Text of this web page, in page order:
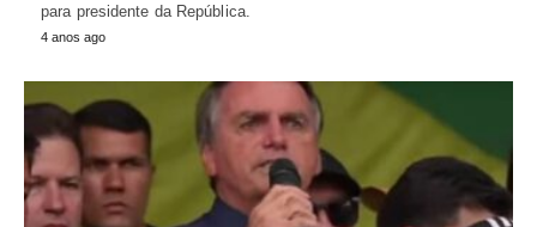
para presidente da República.
4 anos ago